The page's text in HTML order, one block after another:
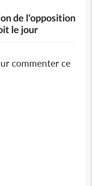
de l'opposition
le jour
commenter ce